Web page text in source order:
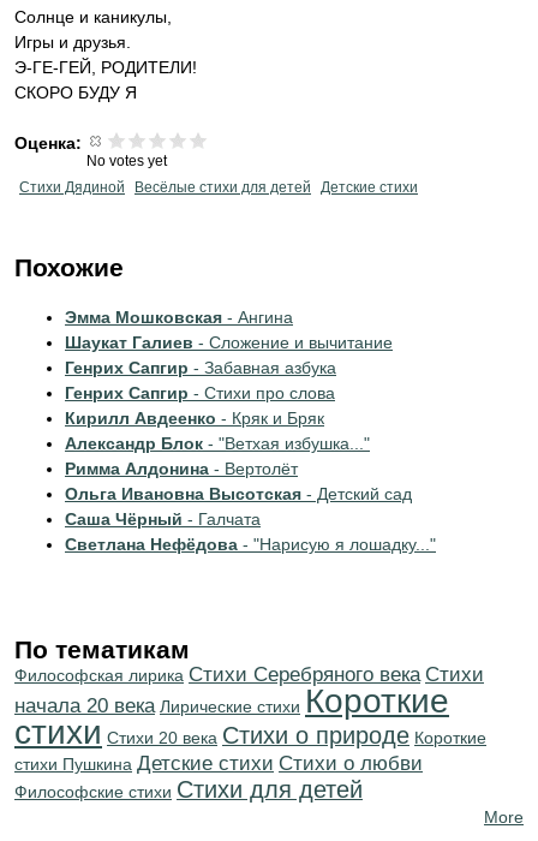
Солнце и каникулы,
Игры и друзья.
Э-ГЕ-ГЕЙ, РОДИТЕЛИ!
СКОРО БУДУ Я
Оценка:
No votes yet
Стихи Дядиной
Весёлые стихи для детей Детские стихи
Похожие
Эмма Мошковская - Ангина
Шаукат Галиев - Сложение и вычитание
Генрих Сапгир - Забавная азбука
Генрих Сапгир - Стихи про слова
Кирилл Авдеенко - Кряк и Бряк
Александр Блок - "Ветхая избушка..."
Римма Алдонина - Вертолёт
Ольга Ивановна Высотская - Детский сад
Саша Чёрный - Галчата
Светлана Нефёдова - "Нарисую я лошадку..."
По тематикам
Философская лирика Cтихи Серебряного века Cтихи
начала 20 века Лирические стихи Короткие
стихи Стихи 20 века Стихи о природе Короткие
стихи Пушкина Детские стихи Стихи о любви
Философские стихи Стихи для детей
More